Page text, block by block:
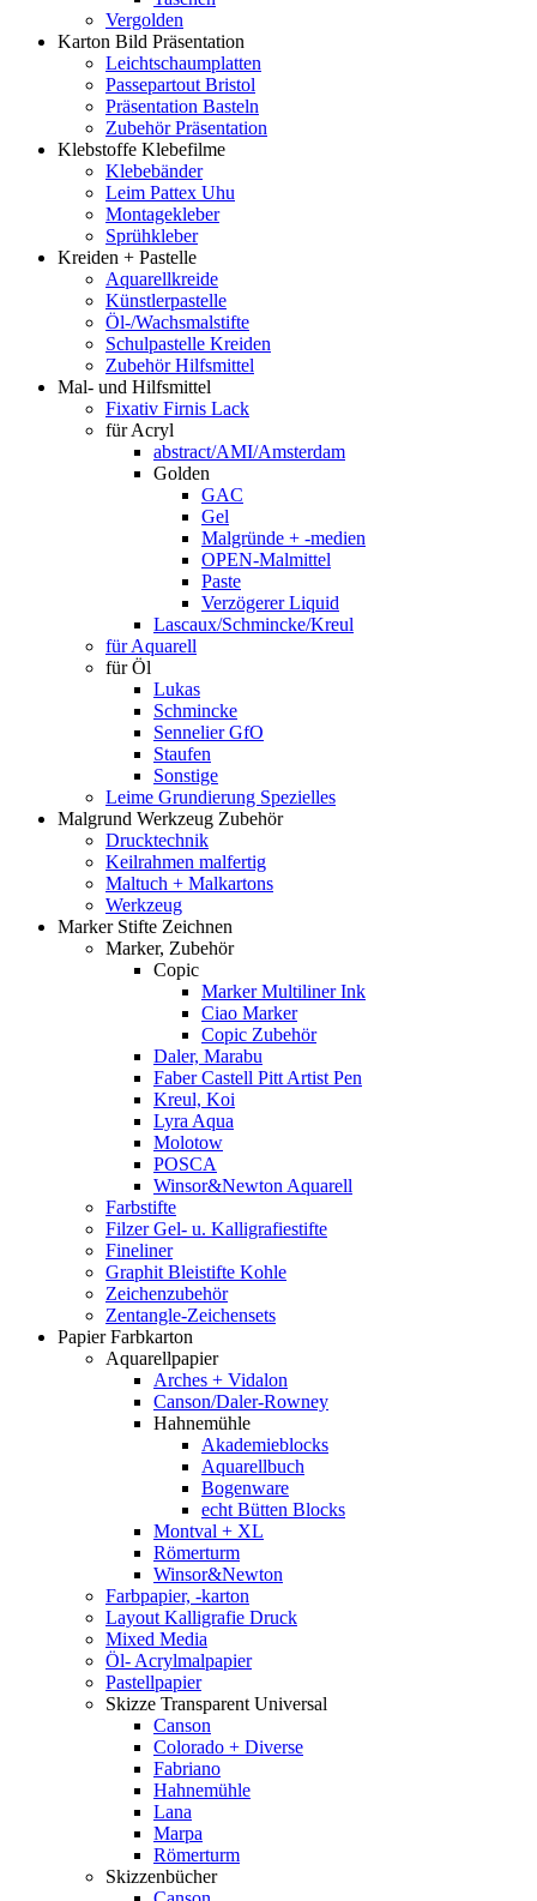
Vergolden
Karton Bild Präsentation
Leichtschaumplatten
Passepartout Bristol
Präsentation Basteln
Zubehör Präsentation
Klebstoffe Klebefilme
Klebebänder
Leim Pattex Uhu
Montagekleber
Sprühkleber
Kreiden + Pastelle
Aquarellkreide
Künstlerpastelle
Öl-/Wachsmalstifte
Schulpastelle Kreiden
Zubehör Hilfsmittel
Mal- und Hilfsmittel
Fixativ Firnis Lack
für Acryl
abstract/AMI/Amsterdam
Golden
GAC
Gel
Malgründe + -medien
OPEN-Malmittel
Paste
Verzögerer Liquid
Lascaux/Schmincke/Kreul
für Aquarell
für Öl
Lukas
Schmincke
Sennelier GfO
Staufen
Sonstige
Leime Grundierung Spezielles
Malgrund Werkzeug Zubehör
Drucktechnik
Keilrahmen malfertig
Maltuch + Malkartons
Werkzeug
Marker Stifte Zeichnen
Marker, Zubehör
Copic
Marker Multiliner Ink
Ciao Marker
Copic Zubehör
Daler, Marabu
Faber Castell Pitt Artist Pen
Kreul, Koi
Lyra Aqua
Molotow
POSCA
Winsor&Newton Aquarell
Farbstifte
Filzer Gel- u. Kalligrafiestifte
Fineliner
Graphit Bleistifte Kohle
Zeichenzubehör
Zentangle-Zeichensets
Papier Farbkarton
Aquarellpapier
Arches + Vidalon
Canson/Daler-Rowney
Hahnemühle
Akademieblocks
Aquarellbuch
Bogenware
echt Bütten Blocks
Montval + XL
Römerturm
Winsor&Newton
Farbpapier, -karton
Layout Kalligrafie Druck
Mixed Media
Öl- Acrylmalpapier
Pastellpapier
Skizze Transparent Universal
Canson
Colorado + Diverse
Fabriano
Hahnemühle
Lana
Marpa
Römerturm
Skizzenbücher